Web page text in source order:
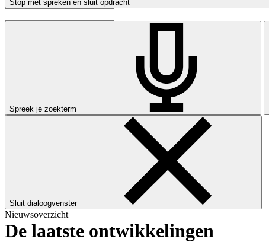
Stop met spreken en sluit opdracht
Spreek je zoekterm
Sluit dialoogvenster
Nieuwsoverzicht
De laatste ontwikkelingen